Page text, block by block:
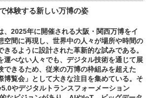
体験する新しい万博の姿
、2025年に開催される大阪・関西万博をイ
空間に再現し、世界中の人々が場所や時間の
るように設計された革新的な試みである。
運べない人々でも、デジタル技術を通じて展
できるため、従来の万博の枠組みを超えた
博覧会」として大きな注目を集めている。そ
やデジタルトランスフォーメーション